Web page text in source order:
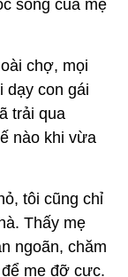
sống của mẹ
chợ, mọi
dạy con gái
trải qua
nào khi vừa
tôi cũng chỉ
Thấy mẹ
ngoãn, chăm
mẹ đỡ cực.